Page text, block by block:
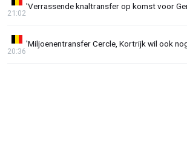
'Verrassende knaltransfer op komst voor
21:02
'Miljoenentransfer Cercle, Kortrijk wil ook
20:36